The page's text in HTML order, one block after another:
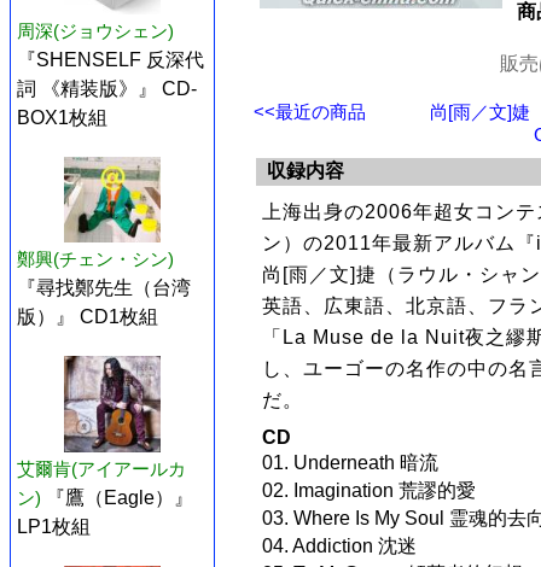
周深(ジョウシェン)
『SHENSELF 反深代
詞 《精装版》』 CD-
BOX1枚組
鄭興(チェン・シン)
『尋找鄭先生（台湾
版）』 CD1枚組
艾爾肯(アイアールカ
ン)
『鷹（Eagle）』
LP1枚組
商
販
<<最近の商品
尚[雨／文]婕
収録内容
上海出身の2006年超女コン
ン）の2011年最新アルバム
尚[雨／文]捷（ラウル・シャ
英語、広東語、北京語、フラ
「La Muse de la Nuit夜之繆
し、ユーゴーの名作の中の名
だ。
CD
01. Underneath 暗流
02. Imagination 荒謬的愛
03. Where Is My Soul 霊魂的去
04. Addiction 沈迷